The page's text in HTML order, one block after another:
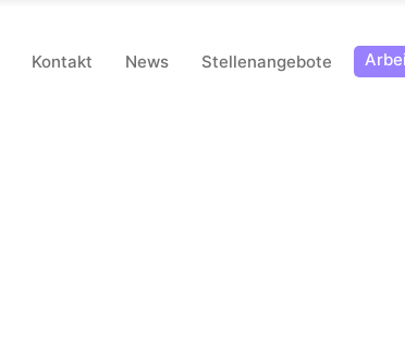
Kontakt News Stellenangebote